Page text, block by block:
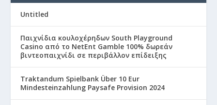
Untitled
Παιχνίδια κουλοχέρηδων South Playground
Casino από το NetEnt Gamble 100% δωρεάν
βιντεοπαιχνίδι σε περιβάλλον επίδειξης
Traktandum Spielbank Über 10 Eur
Mindesteinzahlung Paysafe Provision 2024